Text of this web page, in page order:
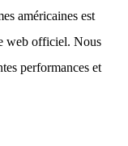
américaines est
web officiel. Nous
performances et